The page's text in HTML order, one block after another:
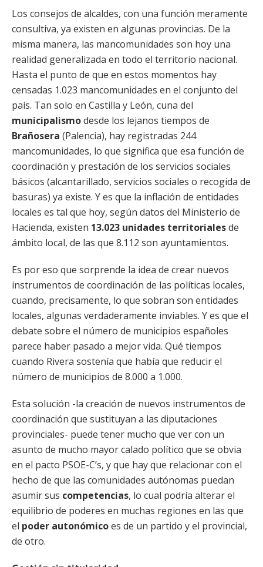
Los consejos de alcaldes, con una función meramente
consultiva, ya existen en algunas provincias. De la
misma manera, las mancomunidades son hoy una
realidad generalizada en todo el territorio nacional.
Hasta el punto de que en estos momentos hay
censadas 1.023 mancomunidades en el conjunto del
país. Tan solo en Castilla y León, cuna del
municipalismodesde los lejanos tiempos de
Brañosera (Palencia), hay registradas 244
mancomunidades, lo que significa que esa función de
coordinación y prestación de los servicios sociales
básicos (alcantarillado, servicios sociales o recogida de
basuras) ya existe. Y es que la inflación de entidades
locales es tal que hoy, según datos del Ministerio de
Hacienda, existen 13.023 unidades territorialesde
ámbito local, de las que 8.112 son ayuntamientos.
Es por eso que sorprende la idea de crear nuevos
instrumentos de coordinación de las políticas locales,
cuando, precisamente, lo que sobran son entidades
locales, algunas verdaderamente inviables. Y es que el
debate sobre el número de municipios españoles
parece haber pasado a mejor vida. Qué tiempos
cuando Rivera sostenía que había que reducir el
número de municipios de 8.000 a 1.000.
Esta solución -la creación de nuevos instrumentos de
coordinación que sustituyan a las diputaciones
provinciales- puede tener mucho que ver con un
asunto de mucho mayor calado político que se obvia
en el pacto PSOE-C’s, y que hay que relacionar con el
hecho de que las comunidades autónomas puedan
asumir sus competencias, lo cual podría alterar el
equilibrio de poderes en muchas regiones en las que
el poder autonómicoes de un partido y el provincial,
de otro.